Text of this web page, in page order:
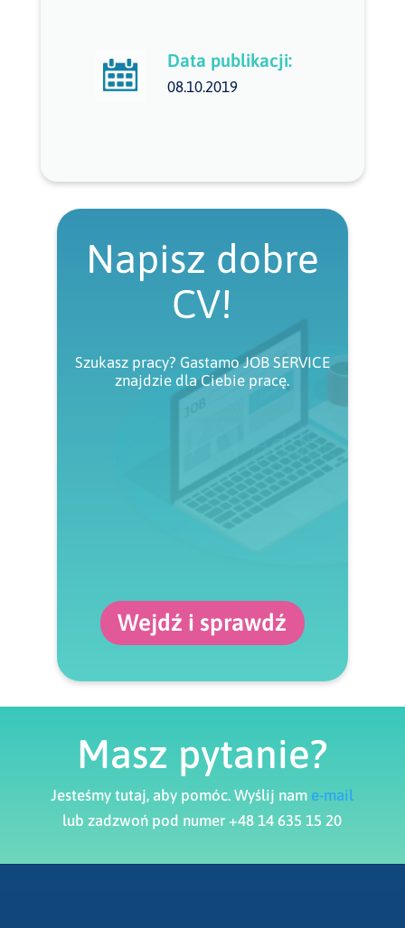
Data publikacji:
08.10.2019
Napisz dobre
CV!
Szukasz pracy? Gastamo JOB SERVICE
znajdzie dla Ciebie pracę.
Wejdź i sprawdź
Masz pytanie?
Jesteśmy tutaj, aby pomóc. Wyślij nam e-mail
lub zadzwoń pod numer +48 14 635 15 20